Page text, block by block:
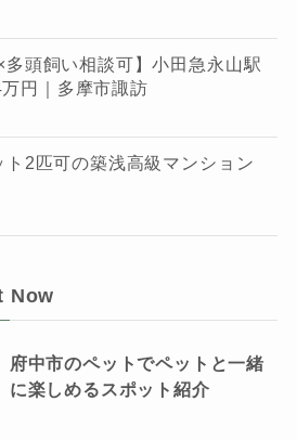
多頭飼い相談可】小田急永山駅
円｜多摩市諏訪
ト2匹可の築浅高級マンション
Now
府中市のペットでペットと一緒
に楽しめるスポット紹介